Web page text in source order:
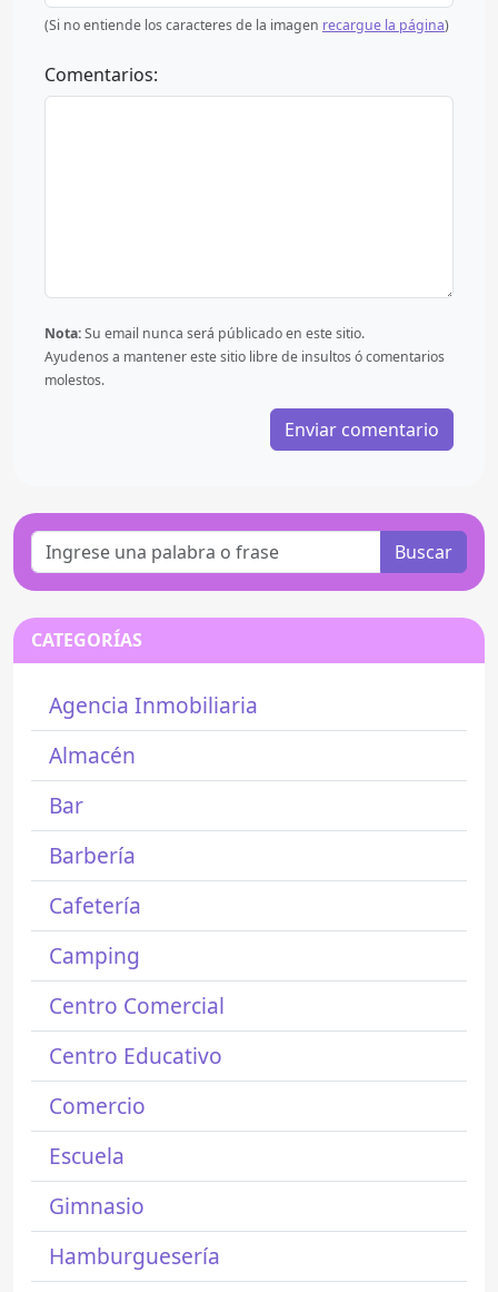
(Si no entiende los caracteres de la imagen recargue la página)
Comentarios:
Nota:Su email nunca será públicado en este sitio.
Ayudenos a mantener este sitio libre de insultos ó comentarios
molestos.
Buscar
CATEGORÍAS
Agencia Inmobiliaria
Almacén
Bar
Barbería
Cafetería
Camping
Centro Comercial
Centro Educativo
Comercio
Escuela
Gimnasio
Hamburguesería